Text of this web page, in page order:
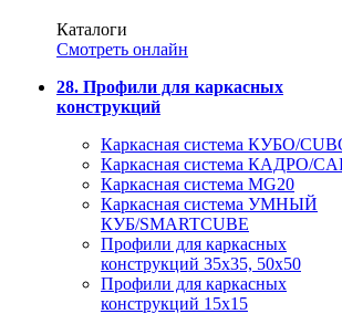
Каталоги
Смотреть онлайн
28. Профили для каркасных
конструкций
Каркасная система КУБО/
Каркасная система КАДРО/
Каркасная система MG20
Каркасная система УМНЫЙ
КУБ/SMARTCUBE
Профили для каркасных
конструкций 35x35, 50x50
Профили для каркасных
конструкций 15х15